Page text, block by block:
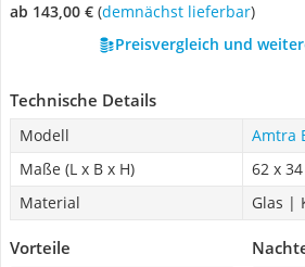
ab 143,00 € ( Demnächst lieferbar)
Preisvergleich und
Technische Details
Modell
Amtra
Maße (L x B x H)
‎62 x
Material
Glas |
Vorteile